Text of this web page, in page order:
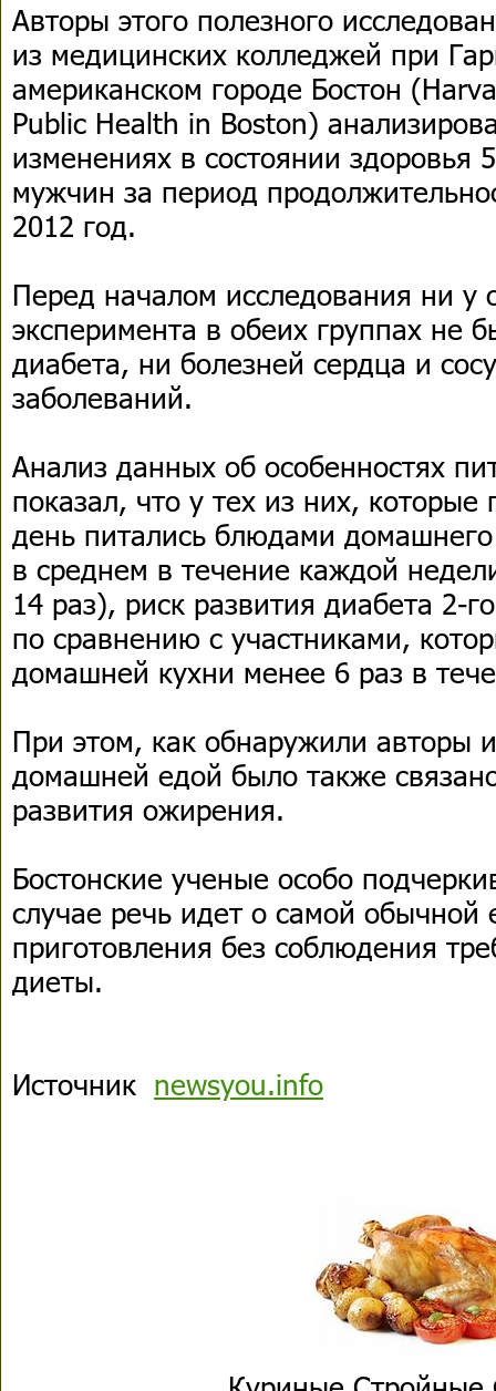
Авторы этого полезного
из медицинских колледжей при
американском городе Бостон
Public Health in Boston)
изменениях в состоянии
мужчин за период
2012 год.
Перед началом исследования ни у
эксперимента в обеих группах не
диабета, ни болезней сердца и
заболеваний.
Анализ данных об особенностях
показал, что у тех из них, которые
день питались блюдами домашнего
в среднем в течение каждой
14 раз), риск развития диабета 2-
по сравнению с участниками,
домашней кухни менее 6 раз в
При этом, как обнаружили авторы
домашней едой было также
развития ожирения.
Бостонские ученые особо
случае речь идет о самой
приготовления без соблюдения
диеты.
Источник newsyou.info